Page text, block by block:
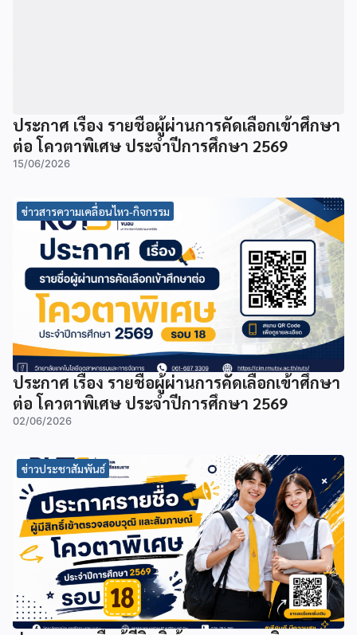
ประกาศ เรื่อง รายชื่อผู้ผ่านการคัดเลือกเข้าศึกษา
ต่อ โควตาพิเศษ ประจำปีการศึกษา 2569
15/06/2026
ข่าวสารความเคลื่อนไหว-กิจกรรม
ประกาศ เรื่อง รายชื่อผู้ผ่านการคัดเลือกเข้าศึกษา
ต่อ โควตาพิเศษ ประจำปีการศึกษา 2569
02/06/2026
ข่าวประชาสัมพันธ์